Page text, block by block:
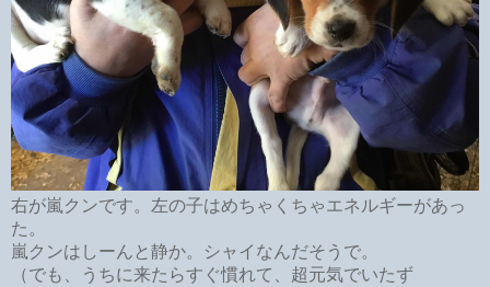
右が嵐クンです。左の子はめちゃくちゃエネルギーがあっ
た。
嵐クンはしーんと静か。
シャイなんだそうで。
（でも、うちに来たらすぐ慣れて、超元気でいたず